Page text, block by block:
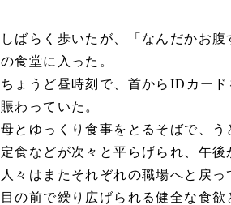
しばらく歩いたが、「なんだかお
の食堂に入った。
ちょうど昼時刻で、首から ID カー
賑わっていた。
母とゆっくり食事をとるそばで、
定食などが次々と平らげられ、午後
人々はまたそれぞれの職場へと戻っ
目の前で繰り広げられる健全な食欲